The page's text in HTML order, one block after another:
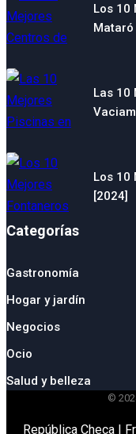
Los 10
Mataró
Las 10
Los 10
[2024]
Categorías
Gastronomía
Hogar y jardín
Negocios
Ocio
Salud y belleza
©
República Checa|